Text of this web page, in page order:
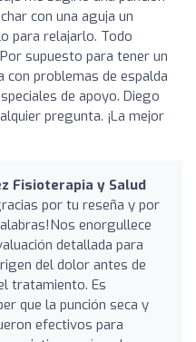
con una aguja un
para relajarlo. Todo
supuesto para tener un
con problemas de espalda
de apoyo. Diego
pregunta. ¡La mejor
Fisioterapia y Salud
por tu reseña y por
enorgullece
detallada para
del dolor antes de
tratamiento. Es
que la punción seca y
efectivos para